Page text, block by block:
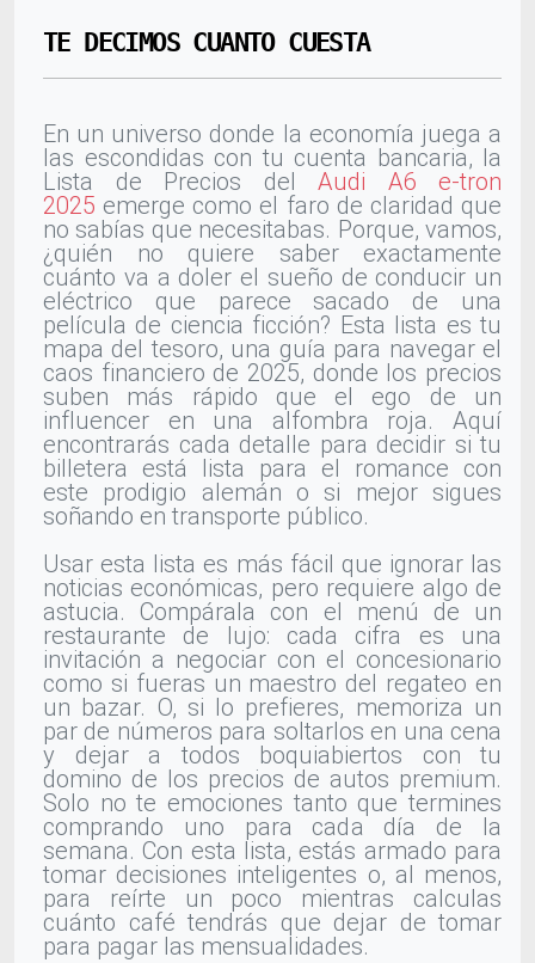
TE DECIMOS CUANTO CUESTA
En un universo donde la economía juega a
las escondidas con tu cuenta bancaria, la
Lista de Precios del Audi A6 e-tron
2025 emerge como el faro de claridad que
no sabías que necesitabas. Porque, vamos,
¿quién no quiere saber exactamente
cuánto va a doler el sueño de conducir un
eléctrico que parece sacado de una
película de ciencia ficción? Esta lista es tu
mapa del tesoro, una guía para navegar el
caos financiero de 2025, donde los precios
suben más rápido que el ego de un
influencer en una alfombra roja. Aquí
encontrarás cada detalle para decidir si tu
billetera está lista para el romance con
este prodigio alemán o si mejor sigues
soñando en transporte público.
Usar esta lista es más fácil que ignorar las
noticias económicas, pero requiere algo de
astucia. Compárala con el menú de un
restaurante de lujo: cada cifra es una
invitación a negociar con el concesionario
como si fueras un maestro del regateo en
un bazar. O, si lo prefieres, memoriza un
par de números para soltarlos en una cena
y dejar a todos boquiabiertos con tu
domino de los precios de autos premium.
Solo no te emociones tanto que termines
comprando uno para cada día de la
semana. Con esta lista, estás armado para
tomar decisiones inteligentes o, al menos,
para reírte un poco mientras calculas
cuánto café tendrás que dejar de tomar
para pagar las mensualidades.